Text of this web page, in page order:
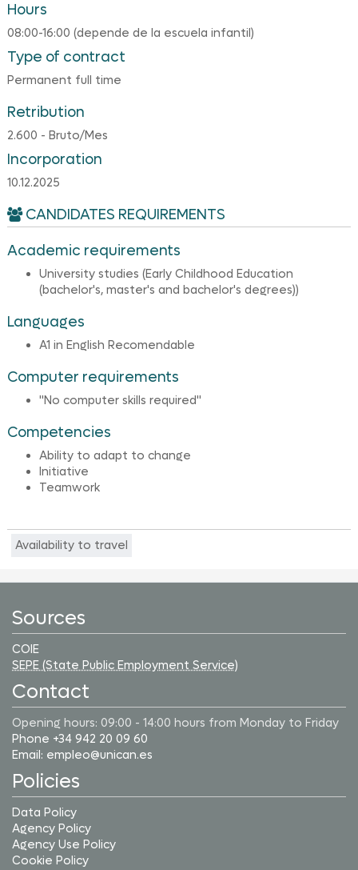
Hours
08:00-16:00 (depende de la escuela infantil)
Type of contract
Permanent full time
Retribution
2.600 - Bruto/Mes
Incorporation
10.12.2025
CANDIDATES REQUIREMENTS
Academic requirements
University studies (Early Childhood Education
(bachelor's, master's and bachelor's degrees))
Languages
A1 in English Recomendable
Computer requirements
"No computer skills required"
Competencies
Ability to adapt to change
Initiative
Teamwork
Availability to travel
Sources
COIE
SEPE (State Public Employment Service)
Contact
Opening hours: 09:00 - 14:00 hours from Monday to Friday
Phone +34 942 20 09 60
Email: empleo@unican.es
Policies
Data Policy
Agency Policy
Agency Use Policy
Cookie Policy